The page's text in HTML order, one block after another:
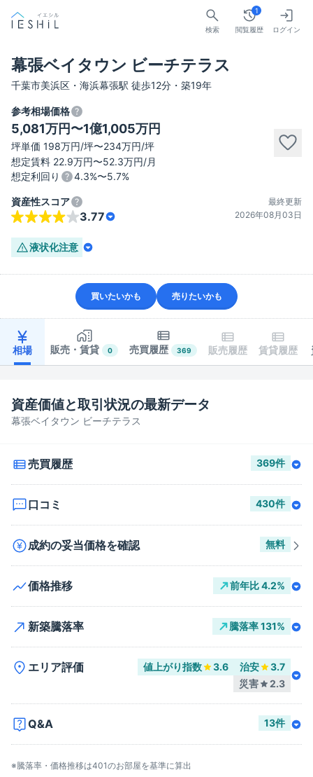
検索 閲覧履歴
1
ログイン
幕張ベイタウン ビーチテラス
千葉市美浜区・海浜幕張駅 徒歩12分・築19年
参考相場価格
5,081万円〜1億1,005万円
坪単価 198万円/坪〜234万円/坪
想定賃料 22.9万円〜52.3万円/月
想定利回り
4.3%〜5.7%
資産性スコア
3.77
最終更新
2026年08月03日
液状化注意
買いたいかも 売りたいかも
相場 販売・賃貸 0 売買履歴 369 販売履歴 賃貸履歴
幕張ベイタウン ビーチテラス
資産価値と取引状況の最新データ
売買履歴 369件
口コミ 430件
成約の妥当価格を確認 無料
価格推移 前年比4.2%
新築騰落率 騰落率131%
エリア評価 値上がり指数 3.6 治安
3.7
災害
2.3
Q&A 13件
※騰落率・価格推移は401のお部屋を基準に算出